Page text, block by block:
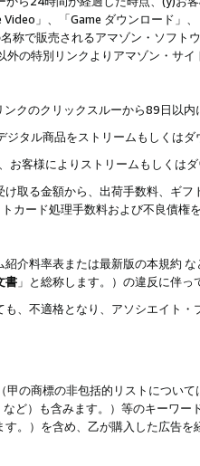
」、「Game ダウンロード」
称で販売されるアマゾン・ソフト
の特別リンクよりアマゾン・サ
クのクリックスルーから89日以
タル商品をストリームもしくは
客様によりストリームもしくは
け取る金額から、出荷手数料、ギ
カード処理手数料および不良債権
介料率表または最新版の本規約
書 」と総称します。）の違反に伴っ
、不適格となり、アソシエイト・
の商標の非包括的リストについ
ど）も含みます。）等のキーワ
す。）を含め、乙が購入した広告